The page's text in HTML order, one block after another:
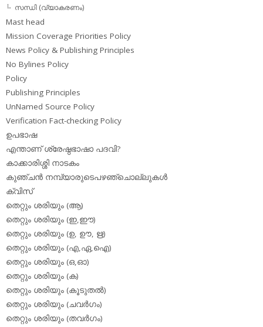
സന്ധി (വ്യാകരണം)
Mast head
Mission Coverage Priorities Policy
News Policy & Publishing Principles
No Bylines Policy
Policy
Publishing Principles
UnNamed Source Policy
Verification Fact-checking Policy
ഉപഭാഷ
എന്താണ് ശ്രേഷ്ഠഭാഷാ പദവി?
കാക്കാരിശ്ശി നാടകം
കുഞ്ചന്‍ നമ്പ്യാരുടെപഴഞ്ചൊല്ലുകള്‍
ക്വിസ്
തെറ്റും ശരിയും (ആ)
തെറ്റും ശരിയും (ഇ,ഈ)
തെറ്റും ശരിയും (ഉ, ഊ, ഋ)
തെറ്റും ശരിയും (എ,ഏ,ഐ)
തെറ്റും ശരിയും (ഒ,ഓ)
തെറ്റും ശരിയും (ക)
തെറ്റും ശരിയും (കൂടുതല്‍)
തെറ്റും ശരിയും (ചവര്‍ഗം)
തെറ്റും ശരിയും (തവര്‍ഗം)